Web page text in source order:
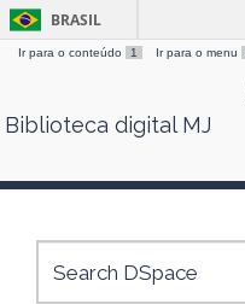
Skip
BRASIL
Ir para o conteúdo 1 Ir para o menu
Biblioteca digital MJ